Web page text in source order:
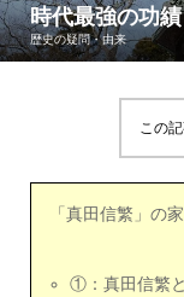
時代最強の功
歴史の疑問・由来
この
「真田信繁」の
①：真田信繁